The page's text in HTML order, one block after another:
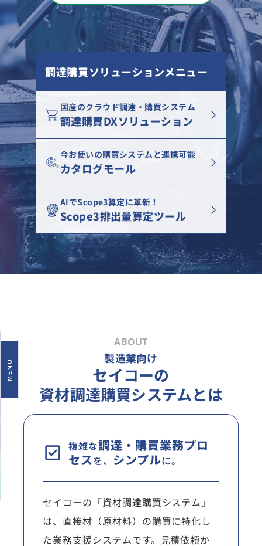
調達購買ソリューションメニュー
国産のクラウド調達・購買システム
調達購買DXソリューション
今お使いの購買システムと連携可能
カタログモール
AIでScope3算定に革新！
Scope3排出量算定ツール
MENU
ABOUT
製造業向け
セイコーの
資材調達購買システムとは
複雑な調達・購買業務プロ
セスを、 シンプルに。
セイコーの「資材調達購買システム」
は、直接材（原材料）の購買に特化し
た業務支援システムです。見積依頼か